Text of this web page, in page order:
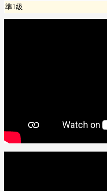
準1級